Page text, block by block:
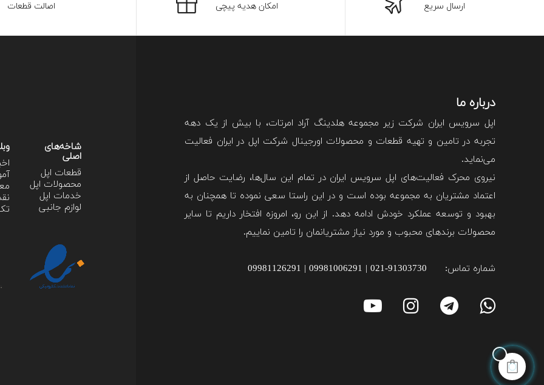
ارسال سریع امکان هدیه پیچی اصالت قطعات
درباره ما
اپل سرویس ایران شرکت زیر مجموعه هلدینگ آراد امرتات، با بیش از یک دهه
تجربه در تامین و تهیه قطعات و محصولات اورجینال شرکت اپل در ایران فعالیت
می‌نماید.
نیروی محرک فعالیت‌های اپل سرویس ایران در تمام این سال‌ها، رضایت حاصل از
اعتماد مشتریان به مجموعه بوده است و در این راستا سعی نموده تا همچنان به
بهبود و توسعه عملکرد خودش ادامه دهد. از این رو، امروزه افتخار داریم تا سایر
محصولات برند‌های محبوب و مورد نیاز مشتریانمان را تامین نماییم.
شماره تماس: 021-91303730 | 09981006291 | 09981126291
شاخه‌های
اصلی
قطعات اپل
محصولات اپل
خدمات اپل
لوازم جانبی